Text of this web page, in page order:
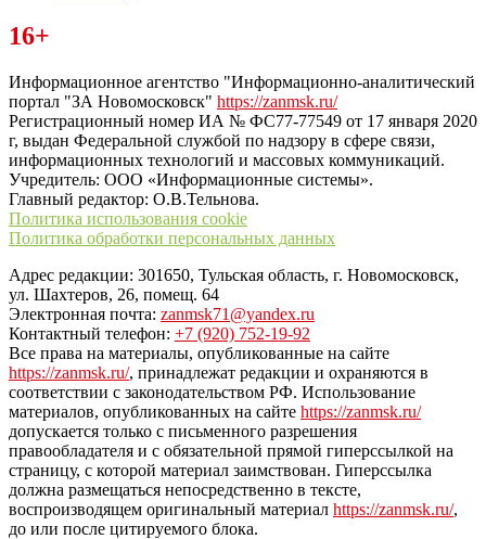
Читайте последние новости дня в Тульской области на сайте
“ЗаНовомосковск”
16+
Информационное агентство "Информационно-аналитический
портал "ЗА Новомосковск" https://zanmsk.ru/
Регистрационный номер ИА № ФС77-77549 от 17 января 2020
г, выдан Федеральной службой по надзору в сфере связи,
информационных технологий и массовых коммуникаций.
Учредитель: ООО «Информационные системы».
Главный редактор: О.В.Тельнова.
Политика использования cookie
Политика обработки персональных данных
Адрес редакции: 301650, Тульская область, г. Новомосковск,
ул. Шахтеров, 26, помещ. 64
Электронная почта: zanmsk71@yandex.ru
Контактный телефон: +7 (920) 752-19-92
Все права на материалы, опубликованные на сайте
https://zanmsk.ru/, принадлежат редакции и охраняются в
соответствии с законодательством РФ. Использование
материалов, опубликованных на сайте https://zanmsk.ru/
допускается только с письменного разрешения
правообладателя и с обязательной прямой гиперссылкой на
страницу, с которой материал заимствован. Гиперссылка
должна размещаться непосредственно в тексте,
воспроизводящем оригинальный материал https://zanmsk.ru/,
до или после цитируемого блока.